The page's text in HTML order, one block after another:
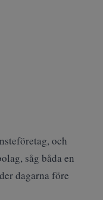
och
såg båda en
dagarna före